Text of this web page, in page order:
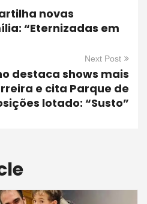
novas
“Eternizadas em
Next Post
destaca shows mais
e cita Parque de
lotado: “Susto”